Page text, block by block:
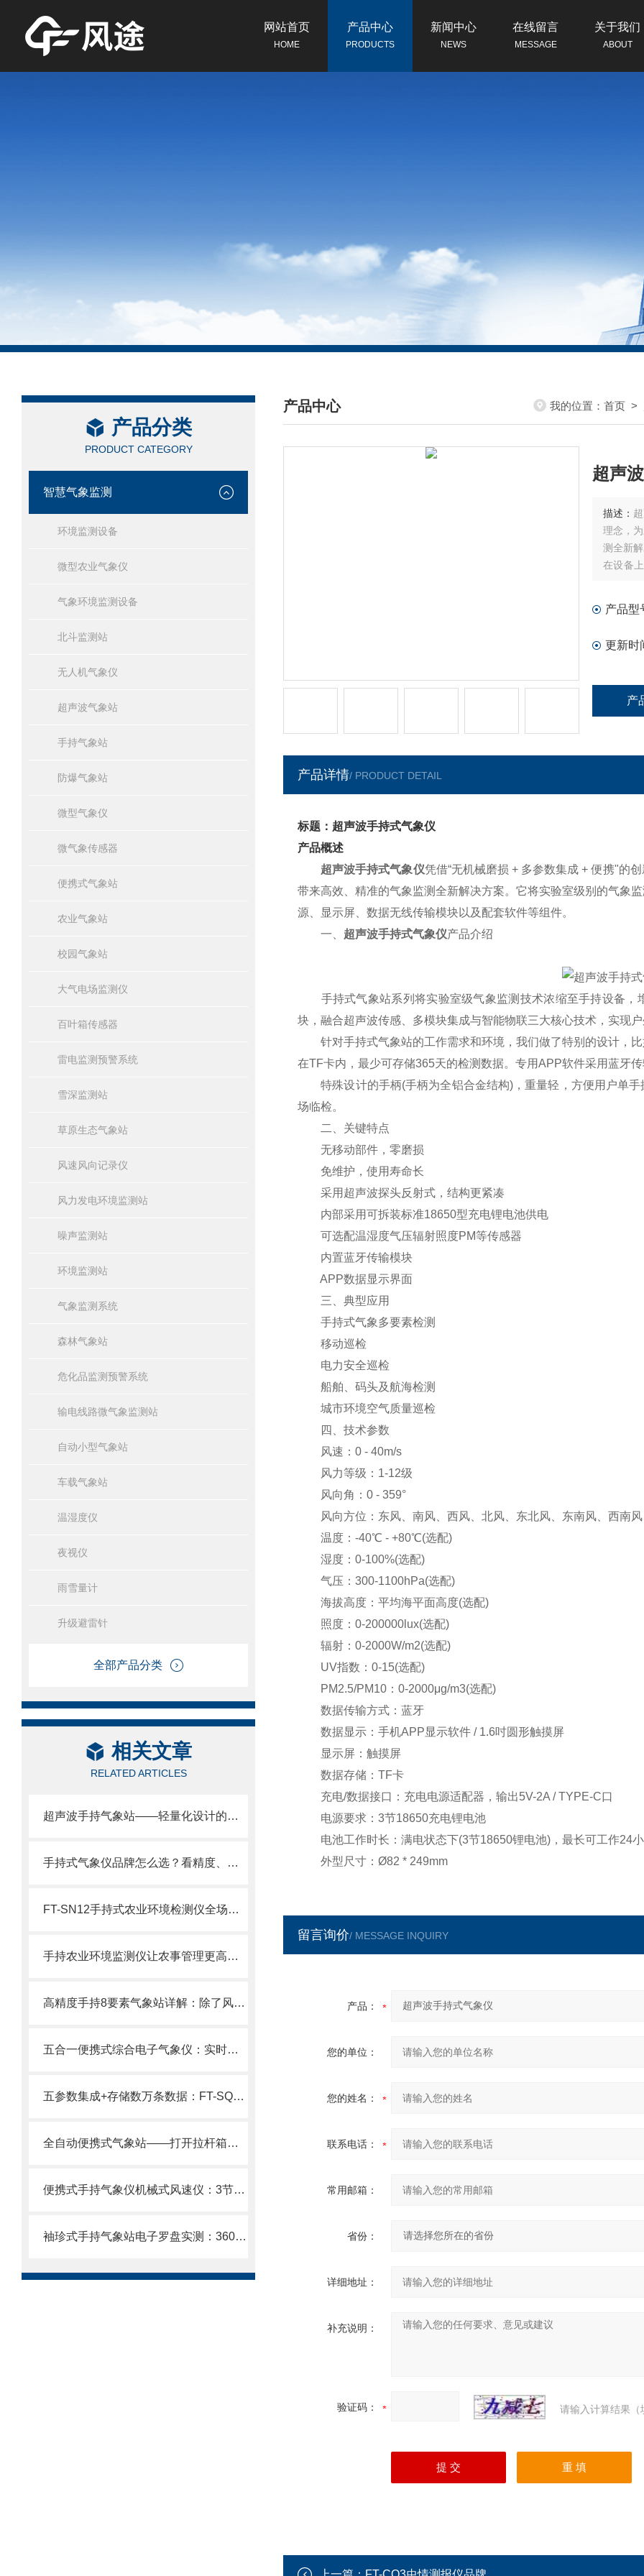
网站首页
HOME
产品中心
PRODUCTS
新闻中心
NEWS
在线留言
MESSAGE
关于我们
ABOUT
产品分类
PRODUCT CATEGORY
智慧气象监测
环境监测设备
微型农业气象仪
气象环境监测设备
北斗监测站
无人机气象仪
超声波气象站
手持气象站
防爆气象站
微型气象仪
微气象传感器
便携式气象站
农业气象站
校园气象站
大气电场监测仪
百叶箱传感器
雷电监测预警系统
雪深监测站
草原生态气象站
风速风向记录仪
风力发电环境监测站
噪声监测站
环境监测站
气象监测系统
森林气象站
危化品监测预警系统
输电线路微气象监测站
自动小型气象站
车载气象站
温湿度仪
夜视仪
雨雪量计
升级避雷针
全部产品分类
相关文章
RELATED ARTICLES
超声波手持气象站——轻量化设计的极限：单手可握/掌上气象站
手持式气象仪品牌怎么选？看精度、看存储、看续航、看厂家实力风途实力解析
FT-SN12手持式农业环境检测仪全场景解析：移动巡检·定点观测·项目验收用
手持农业环境监测仪让农事管理更高效——FT-SN12一台设备，替代多种仪表。
高精度手持8要素气象站详解：除了风速风向，还能测什么？（附参数解读）
五合一便携式综合电子气象仪：实时监测风速/风向/温湿度/气压，秒级响应！
五参数集成+存储数万条数据：FT-SQ5便携式综合气象观测仪的核心功能盘点
全自动便携式气象站——打开拉杆箱，2分钟变出专业气象站！
便携式手持气象仪机械式风速仪：3节5号电池供电+大屏显示，高性价比之选
袖珍式手持气象站电子罗盘实测：360°风向与方位同步，户外方向判断不再难
产品中心
/ PRODUCTS CENTER
我的位置： 首页 >
超声
描述：
理念，
测全新
在设备
产品型
更新时
产
产品详情/ PRODUCT DETAIL
标题：超声波手持式气象仪
产品概述
超声波手持式气象仪凭借“无机械磨损 + 多参数集成 + 便携"的
带来高效、精准的气象监测全新解决方案。它将实验室级别的气象
源、显示屏、数据无线传输模块以及配套软件等组件。
一、 超声波手持式气象仪产品介绍
手持式气象站系列将实验室级气象监测技术浓缩至手持设备，
块，融合超声波传感、多模块集成与智能物联三大核心技术，实现
针对手持式气象站的工作需求和环境，我们做了特别的设计，比
在TF卡内，最少可存储365天的检测数据。专用APP软件采用蓝牙
特殊设计的手柄(手柄为全铝合金结构)，重量轻，方便用户单手
场临检。
二、关键特点
无移动部件，零磨损
免维护，使用寿命长
采用超声波探头反射式，结构更紧凑
内部采用可拆装标准18650型充电锂电池供电
可选配温湿度气压辐射照度PM等传感器
内置蓝牙传输模块
APP数据显示界面
三、典型应用
手持式气象多要素检测
移动巡检
电力安全巡检
船舶、码头及航海检测
城市环境空气质量巡检
四、技术参数
风速：0 - 40m/s
风力等级：1-12级
风向角：0 - 359°
风向方位：东风、南风、西风、北风、东北风、东南风、西南
温度：-40℃ - +80℃(选配)
湿度：0-100%(选配)
气压：300-1100hPa(选配)
海拔高度：平均海平面高度(选配)
照度：0-200000lux(选配)
辐射：0-2000W/m2(选配)
UV指数：0-15(选配)
PM2.5/PM10：0-2000μg/m3(选配)
数据传输方式：蓝牙
数据显示：手机APP显示软件 / 1.6吋圆形触摸屏
显示屏：触摸屏
数据存储：TF卡
充电/数据接口：充电电源适配器，输出5V-2A / TYPE-C口
电源要求：3节18650充电锂电池
电池工作时长：满电状态下(3节18650锂电池)，最长可工作24小
外型尺寸：Ø82 * 249mm
留言询价/ MESSAGE INQUIRY
产品：
您的单位：
您的姓名：
联系电话：
常用邮箱：
省份：
详细地址：
补充说明：
验证码： 请输入计算结果（